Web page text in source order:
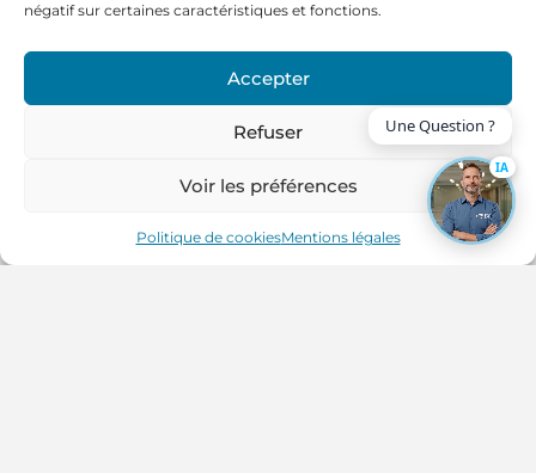
négatif sur certaines caractéristiques et fonctions.
Accepter
Refuser
Voir les préférences
Politique de cookiesMentions légales
IA